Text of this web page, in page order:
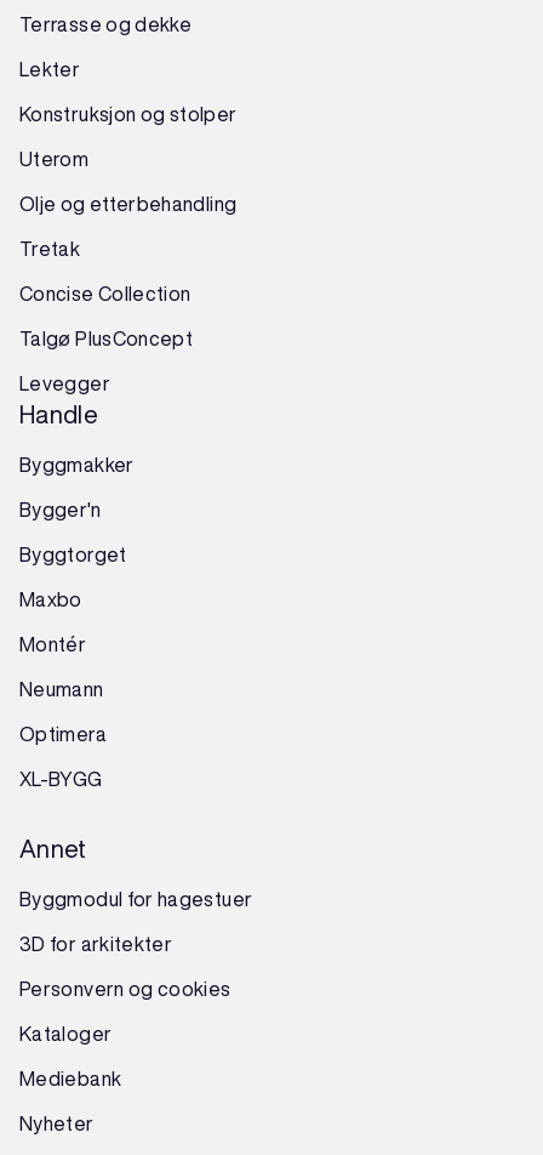
Terrasse og dekke
Lekter
Konstruksjon og stolper
Uterom
Olje og etterbehandling
Tretak
Concise Collection
Talgø PlusConcept
Levegger
Handle
Byggmakker
Bygger'n
Byggtorget
Maxbo
Montér
Neumann
Optimera
XL-BYGG
Annet
Byggmodul for hagestuer
3D for arkitekter
Personvern og cookies
Kataloger
Mediebank
Nyheter